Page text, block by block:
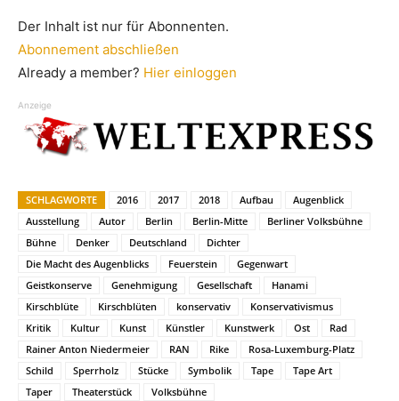
Der Inhalt ist nur für Abonnenten.
Abonnement abschließen
Already a member? Hier einloggen
Anzeige
SCHLAGWORTE 2016 2017 2018 Aufbau
Augenblick
Ausstellung
Autor Berlin Berlin-Mitte
Berliner Volksbühne
Bühne
Denker Deutschland
Dichter
Die Macht des Augenblicks
Feuerstein
Gegenwart
Geistkonserve
Genehmigung Gesellschaft
Hanami
Kirschblüte
Kirschblüten konservativ
Konservativismus
Kritik
Kultur Kunst Künstler Kunstwerk Ost
Rad
Rainer Anton Niedermeier
RAN Rike
Rosa-Luxemburg-Platz
Schild
Sperrholz Stücke Symbolik Tape
Tape Art
Taper
Theaterstück
Volksbühne